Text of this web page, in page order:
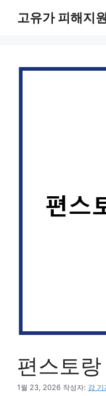
고유가 피해지
편스토
1월 23, 2026 작성자: 강 기